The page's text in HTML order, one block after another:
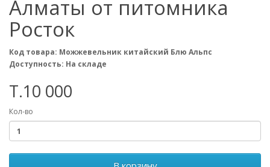
Алматы от питомника
Росток
Код товара: Можжевельник китайский Блю Альпс
Доступность: На складе
T.10 000
Кол-во